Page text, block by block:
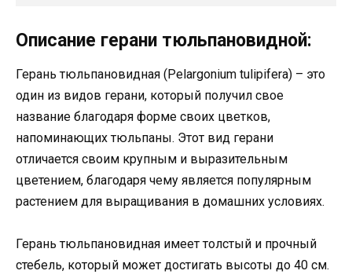
Описание герани тюльпановидной:
Герань тюльпановидная (Pelargonium tulipifera) – это
один из видов герани, который получил свое
название благодаря форме своих цветков,
напоминающих тюльпаны. Этот вид герани
отличается своим крупным и выразительным
цветением, благодаря чему является популярным
растением для выращивания в домашних условиях.
Герань тюльпановидная имеет толстый и прочный
стебель, который может достигать высоты до 40 см.